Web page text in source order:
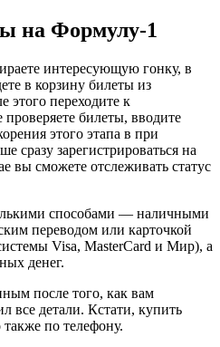
на Формулу-1
интересующую гонку, в
в корзину билеты из
этого переходите к
билеты, вводите
этого этапа в при
сразу зарегистрироваться на
вы сможете отслеживать статус
способами — наличными
переводом или карточкой
Visa, MasterCard и Мир), а
денег.
после того, как вам
все детали. Кстати, купить
по телефону.